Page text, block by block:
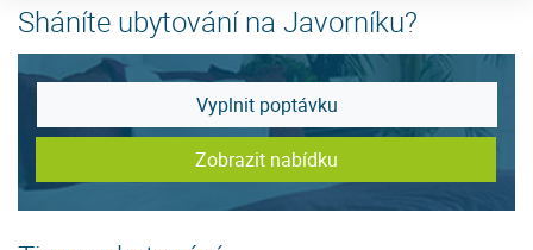
Sháníte ubytování na Javorníku?
Vyplnit poptávku
Zobrazit nabídku